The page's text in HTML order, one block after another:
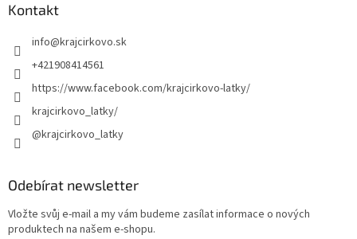
Kontakt
info@krajcirkovo.sk
+421908414561
https://www.facebook.com/krajcirkovo-latky/
krajcirkovo_latky/
@krajcirkovo_latky
Odebírat newsletter
Vložte svůj e-mail a my vám budeme zasílat informace o nových
produktech na našem e-shopu.